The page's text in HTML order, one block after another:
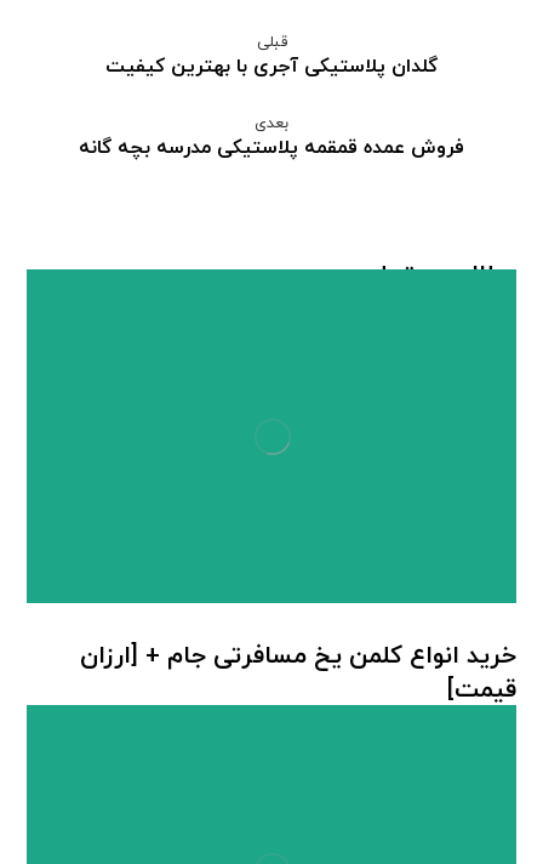
قبلی
گلدان پلاستیکی آجری با بهترین کیفیت
بعدی
فروش عمده قمقمه پلاستیکی مدرسه بچه گانه
مطالب مرتبط ...
خرید انواع کلمن یخ مسافرتی جام + [ارزان
قیمت]